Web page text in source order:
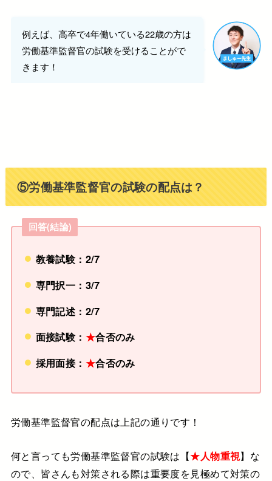
例えば、高卒で4年働いている22歳の方は
労働基準監督官の試験を受けることがで
きます！
⑤労働基準監督官の試験の配点は？
回答(結論)
教養試験：2/7
専門択一：3/7
専門記述：2/7
面接試験： ★合否のみ
採用面接： ★合否のみ
労働基準監督官の配点は上記の通りです！
何と言っても労働基準監督官の試験は【★人物重視】な
ので、皆さんも対策される際は重要度を見極めて対策の